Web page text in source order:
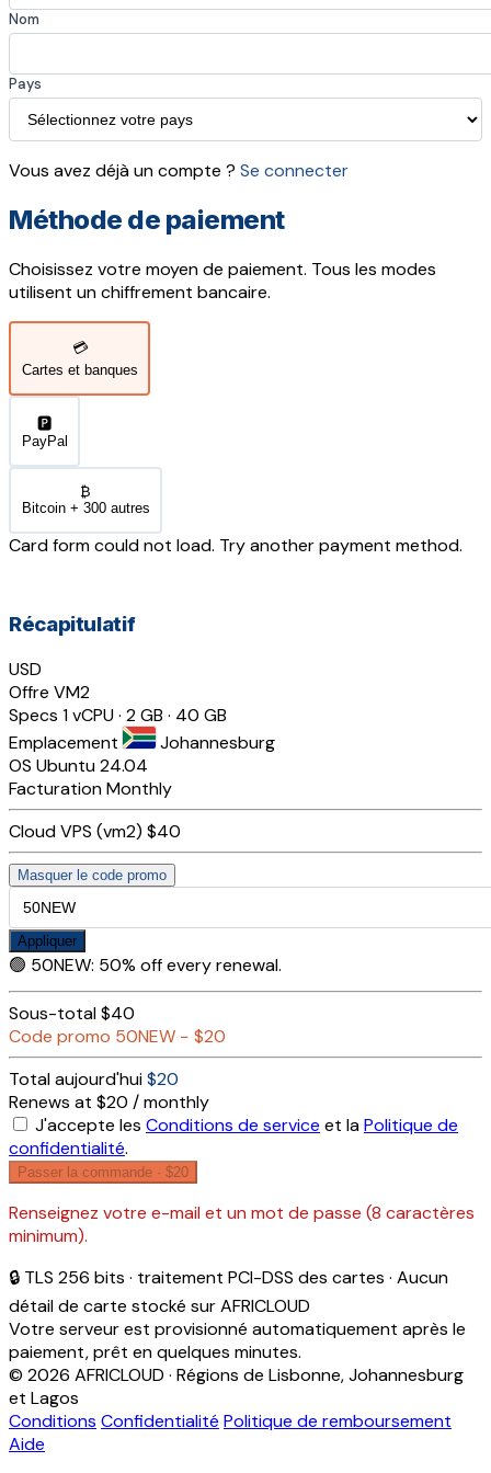
Nom
Pays
Vous avez déjà un compte ? Se connecter
Méthode de paiement
Choisissez votre moyen de paiement. Tous les modes
utilisent un chiffrement bancaire.
💳
Cartes et banques
🅿️
PayPal
₿
Bitcoin + 300 autres
Card form could not load. Try another payment method.
Récapitulatif
USD
Offre VM2
Specs 1 vCPU · 2 GB · 40 GB
Emplacement
Johannesburg
OS Ubuntu 24.04
FacturationMonthly
Cloud VPS (vm2) $40
Masquer le code promo
Appliquer
🟢 50NEW: 50% off every renewal.
Sous-total$40
Code promo 50NEW − $20
Total aujourd'hui$20
Renews at $20 / monthly
J'accepte les Conditions de service et laPolitique de
confidentialité.
Passer la commande · $20
Renseignez votre e-mail et un mot de passe (8 caractères
minimum).
🔒 TLS 256 bits · traitement PCI-DSS des cartes · Aucun
détail de carte stocké sur AFRICLOUD
Votre serveur est provisionné automatiquement après le
paiement, prêt en quelques minutes.
© 2026 AFRICLOUD · Régions de Lisbonne, Johannesburg
et Lagos
Conditions Confidentialité Politique de remboursement
Aide